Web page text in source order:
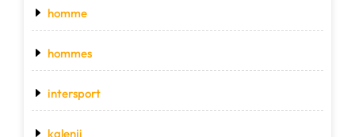
homme
hommes
intersport
kalenji